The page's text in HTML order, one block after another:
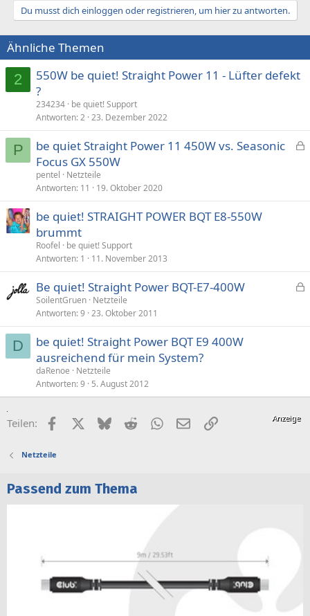
Du musst dich einloggen oder registrieren, um hier zu antworten.
Ähnliche Themen
2
550W be quiet! Straight Power 11 - Lüfter defekt
?
234234 be quiet! Support
Antworten 2 23. Dezember 2022
P
e
be quiet Straight Power 11 450W vs. Seasonic
Focus GX 550W
pentel
Netzteile
Antworten 11 19. Oktober 2020
be quiet! STRAIGHT POWER BQT E8-550W
brummt
Roofel
be quiet! Support
Antworten 1 11. November 2013
p
Be quiet! Straight Power BQT-E7-400W
SoilentGruen Netzteile
Antworten 9 23. Oktober 2011
D
be quiet! Straight Power BQT E9 400W
ausreichend für mein System?
daRenoe
Netzteile
Antworten 9 5. August 2012
Teilen: FacebookX (Twitter)
BlueskyRedditWhatsApp
E-MailLink
Netzteile
Passend zum Thema